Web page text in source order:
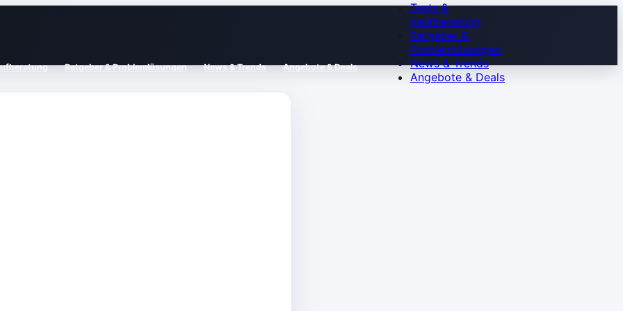
Ratgeber & Problemlösungen News & Trends Angebote & Deals
Tests &
Kaufberatung
Ratgeber &
Problemlösungen
News & Trends
Angebote & Deals